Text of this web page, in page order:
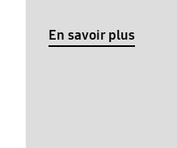
En savoir plus